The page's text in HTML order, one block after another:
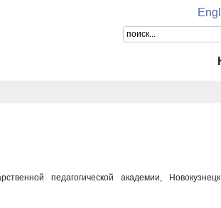
педагогической академии,